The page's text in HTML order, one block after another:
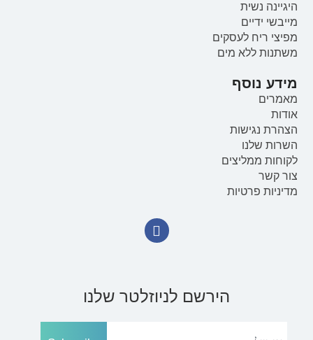
היגיינה נשית
מייבשי ידיים
מפיצי ריח לעסקים
משתנות ללא מים
מידע נוסף
מאמרים
אודות
הצהרת נגישות
השרות שלנו
לקוחות ממליצים
צור קשר
מדיניות פרטיות
הירשם לניוזלטר שלנו